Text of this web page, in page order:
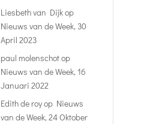
Liesbeth van Dijkop
Nieuws van de Week, 30
April 2023
paul molenschotop
Nieuws van de Week, 16
Januari 2022
Edith de royop Nieuws
van de Week, 24 Oktober